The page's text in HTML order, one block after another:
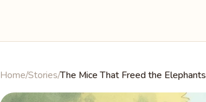
Home/Stories/The Mice That Freed the Elephants